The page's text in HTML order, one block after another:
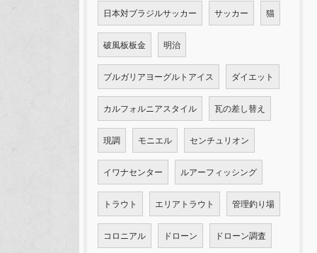
日本対ブラジルサッカー サッカー 猫
破風板板金 明治
ブルガリアヨーグルトアイス ダイエット
カルフォルニアスタイル 瓦の差し替え
現調 モニエル センチュリオン
イワナセンター ルアーフィッシング
トラウト エリアトラウト 管理釣り場
コロニアル ドローン ドローン調査